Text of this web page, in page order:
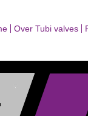
Over Tubi valves